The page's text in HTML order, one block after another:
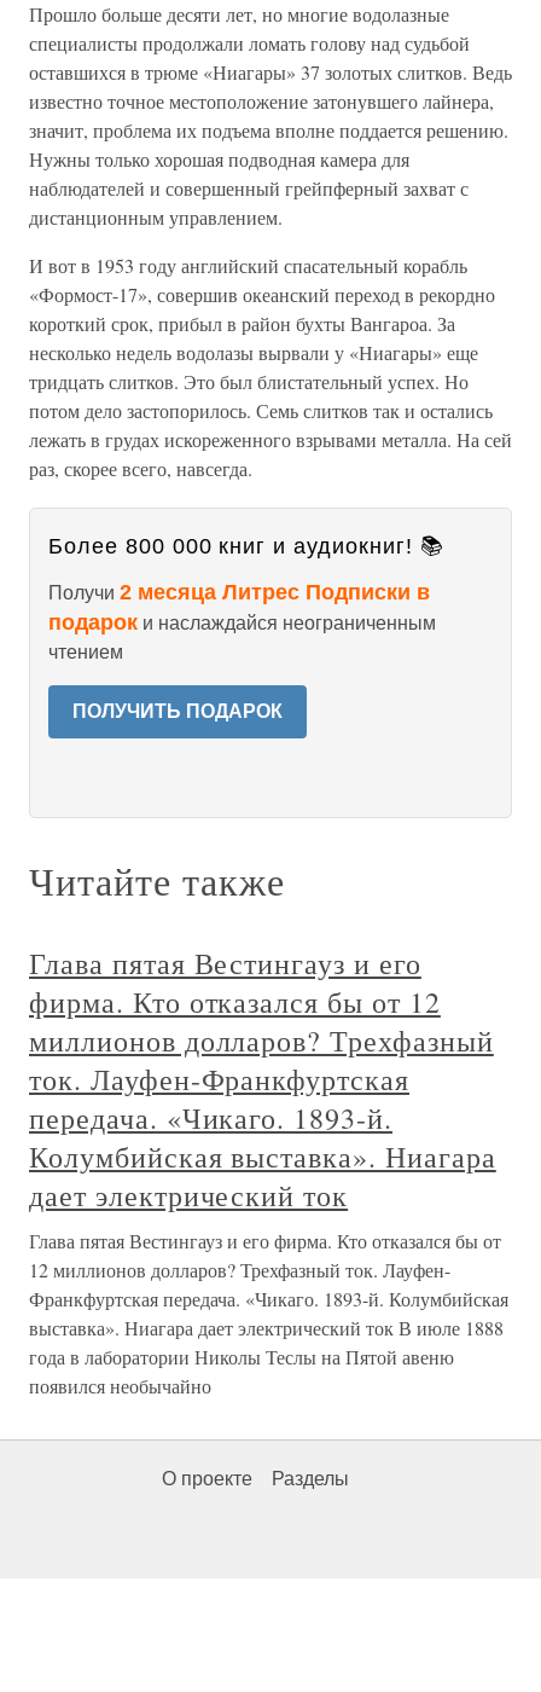
Прошло больше десяти лет, но многие водолазные
специалисты продолжали ломать голову над судьбой
оставшихся в трюме «Ниагары» 37 золотых слитков. Ведь
известно точное местоположение затонувшего лайнера,
значит, проблема их подъема вполне поддается решению.
Нужны только хорошая подводная камера для
наблюдателей и совершенный грейпферный захват с
дистанционным управлением.
И вот в 1953 году английский спасательный корабль
«Формост-17», совершив океанский переход в рекордно
короткий срок, прибыл в район бухты Вангароа. За
несколько недель водолазы вырвали у «Ниагары» еще
тридцать слитков. Это был блистательный успех. Но
потом дело застопорилось. Семь слитков так и остались
лежать в грудах искореженного взрывами металла. На сей
раз, скорее всего, навсегда.
Более 800 000 книг и аудиокниг! 📚
Получи 2 месяца Литрес Подписки в
подарок и наслаждайся неограниченным
чтением
ПОЛУЧИТЬ ПОДАРОК
Читайте также
Глава пятая Вестингауз и его
фирма. Кто отказался бы от 12
миллионов долларов? Трехфазный
ток. Лауфен-Франкфуртская
передача. «Чикаго. 1893-й.
Колумбийская выставка». Ниагара
дает электрический ток
Глава пятая Вестингауз и его фирма. Кто отказался бы от
12 миллионов долларов? Трехфазный ток. Лауфен-
Франкфуртская передача. «Чикаго. 1893-й. Колумбийская
выставка». Ниагара дает электрический ток В июле 1888
года в лаборатории Николы Теслы на Пятой авеню
появился необычайно
О проекте Разделы